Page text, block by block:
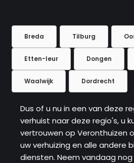
Breda Tilburg
Etten-leur Dongen
Waalwijk Dordrecht
Dus of u nu in een van deze
verhuist naar deze regio's, u
vertrouwen op Veronthuizen
uw verhuizing en alle andere
diensten. Neem vandaag